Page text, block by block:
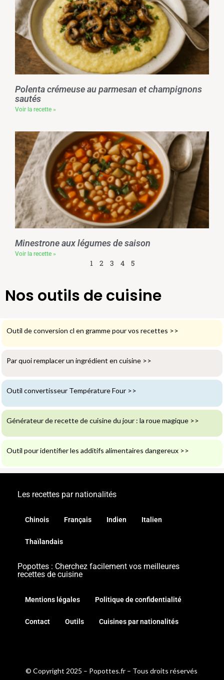
Polenta crémeuse au parmesan et champignons
sautés
Voir la recette »
Minestrone aux légumes de saison
Voir la recette »
1 2 3 4 5
Nos outils de cuisine
Outil de conversion cl en gramme pour vos recettes >>
Par quoi remplacer un ingrédient en cuisine >>
Outil convertisseur Température Four >>
Générateur de recette de cuisine du jour : la roue magique >>
Outil pour identifier les additifs alimentaires dangereux >>
Les recettes par nationalités
Chinois Français Indien Italien
Thaïlandais
Popottes : Cherchez facilement vos meilleures
recettes de cuisine
Mentions légales Politique de confidentialité
Contact Outils Cuisines par nationalités
© Copyright 2025 – Popottes.fr – Tous droits réservés